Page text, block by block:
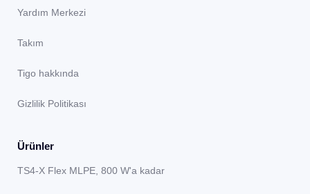
Yardım Merkezi
Takım
Tigo hakkında
Gizlilik Politikası
Ürünler
TS4-X Flex MLPE, 800 W'a kadar